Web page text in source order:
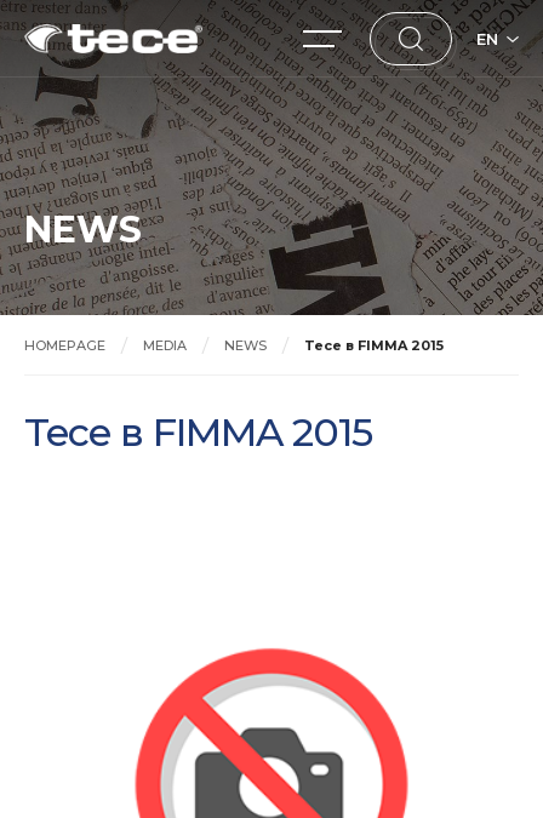
EN
NEWS
HOMEPAGE MEDIA NEWS Tece в FIMMA 2015
Tece в FIMMA 2015